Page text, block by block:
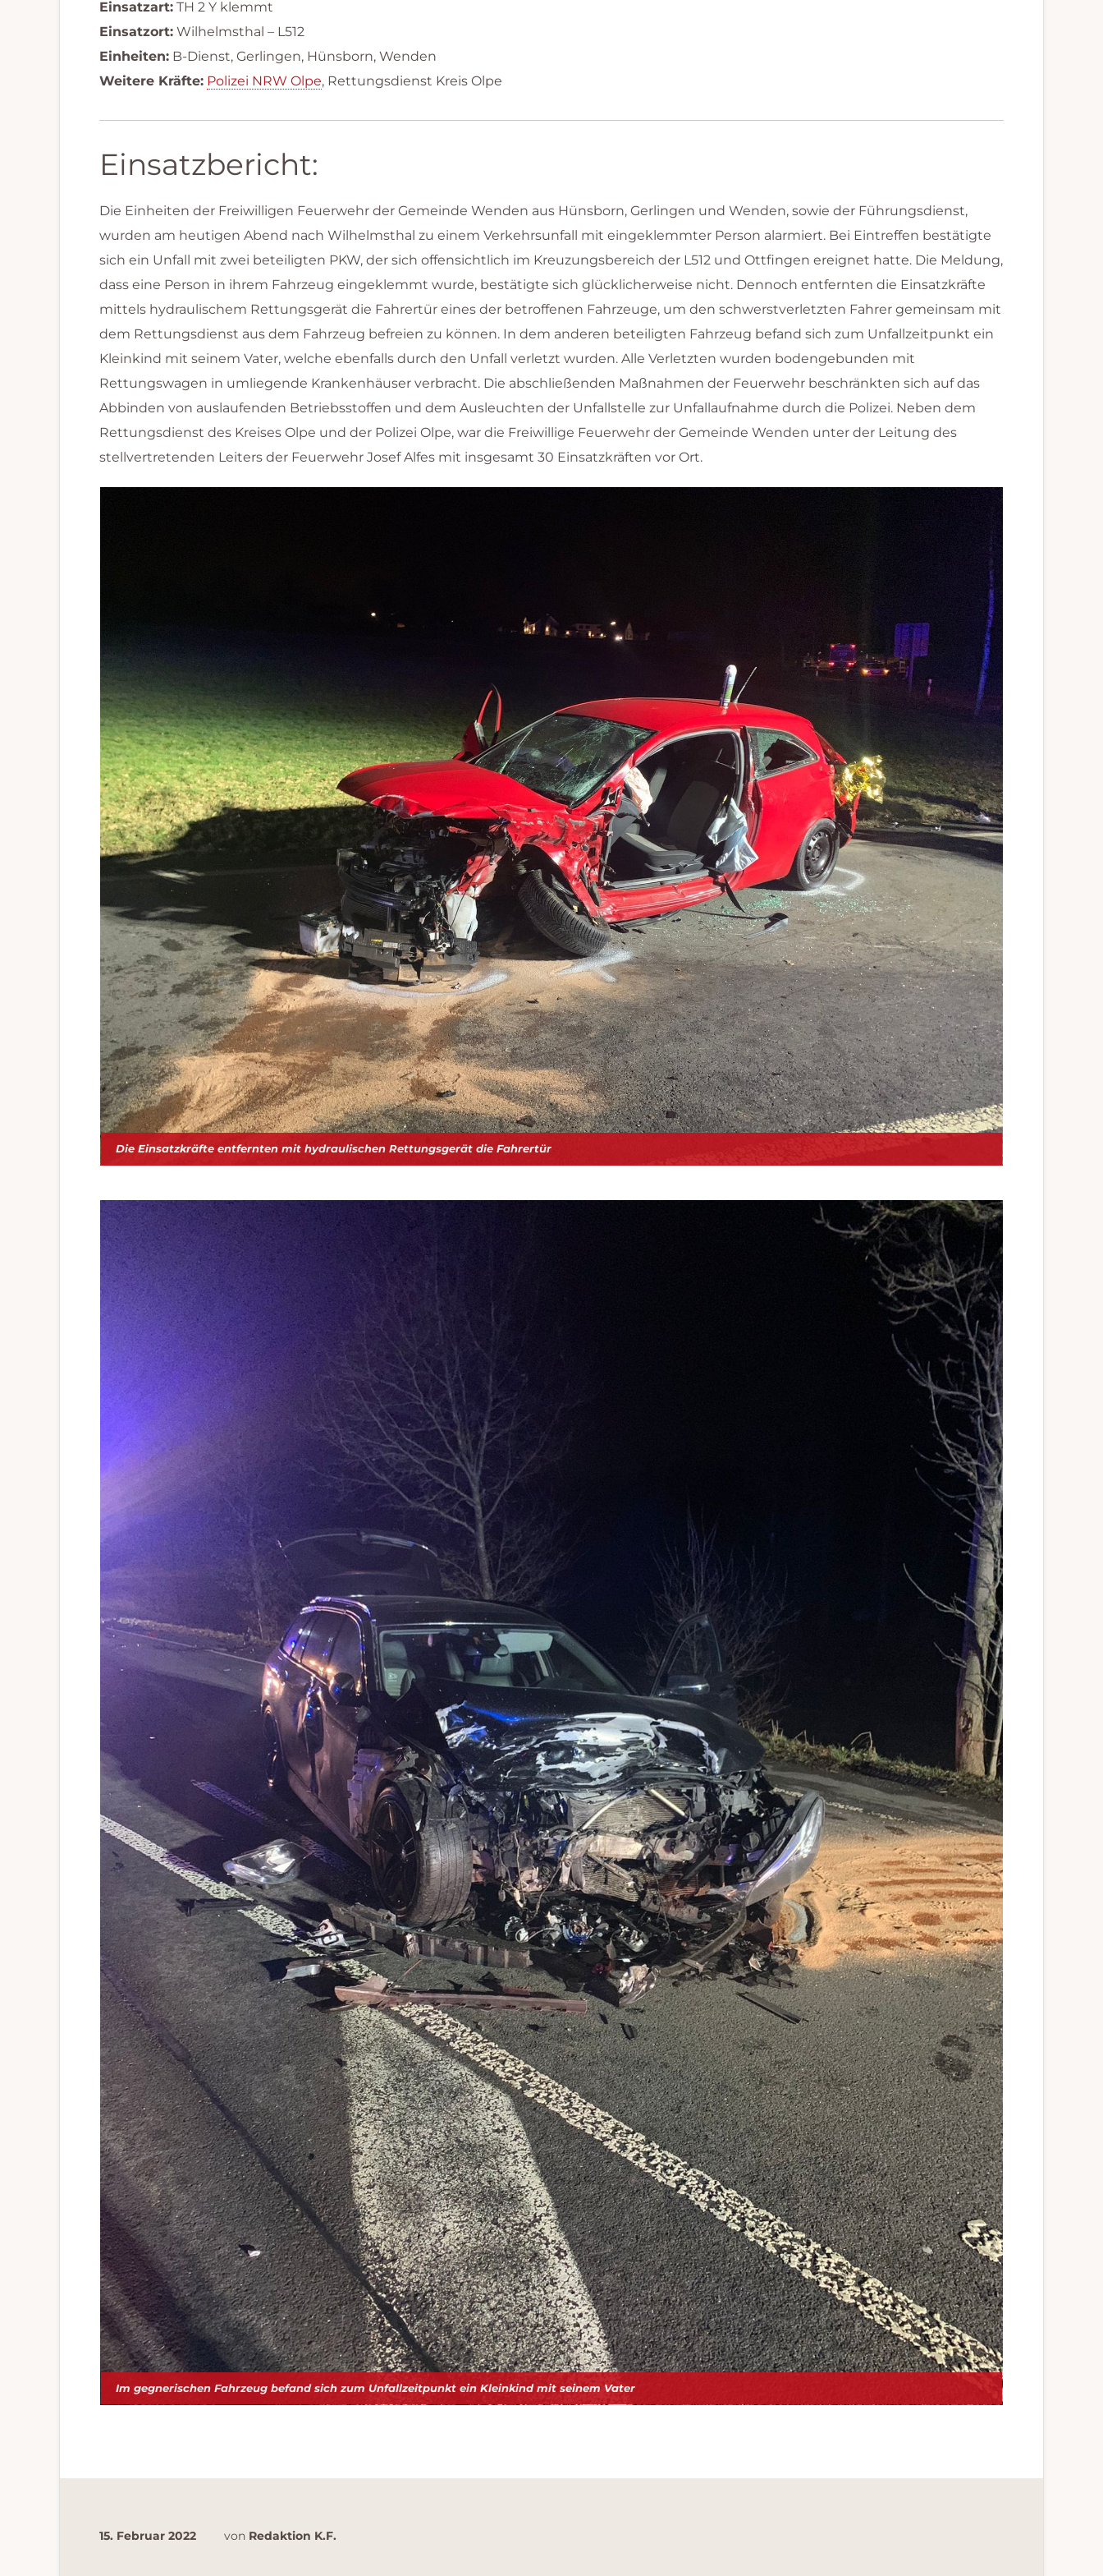
Einsatzart: TH 2 Y klemmt
Einsatzort: Wilhelmsthal – L512
Einheiten: B-Dienst, Gerlingen, Hünsborn, Wenden
Weitere Kräfte: Polizei NRW Olpe, Rettungsdienst Kreis Olpe
Einsatzbericht:
Die Einheiten der Freiwilligen Feuerwehr der Gemeinde Wenden aus Hünsborn, Gerlingen und Wenden, sowie der Führungsdienst,
wurden am heutigen Abend nach Wilhelmsthal zu einem Verkehrsunfall mit eingeklemmter Person alarmiert. Bei Eintreffen bestätigte
sich ein Unfall mit zwei beteiligten PKW, der sich offensichtlich im Kreuzungsbereich der L512 und Ottfingen ereignet hatte. Die Meldung,
dass eine Person in ihrem Fahrzeug eingeklemmt wurde, bestätigte sich glücklicherweise nicht. Dennoch entfernten die Einsatzkräfte
mittels hydraulischem Rettungsgerät die Fahrertür eines der betroffenen Fahrzeuge, um den schwerstverletzten Fahrer gemeinsam mit
dem Rettungsdienst aus dem Fahrzeug befreien zu können. In dem anderen beteiligten Fahrzeug befand sich zum Unfallzeitpunkt ein
Kleinkind mit seinem Vater, welche ebenfalls durch den Unfall verletzt wurden. Alle Verletzten wurden bodengebunden mit
Rettungswagen in umliegende Krankenhäuser verbracht. Die abschließenden Maßnahmen der Feuerwehr beschränkten sich auf das
Abbinden von auslaufenden Betriebsstoffen und dem Ausleuchten der Unfallstelle zur Unfallaufnahme durch die Polizei. Neben dem
Rettungsdienst des Kreises Olpe und der Polizei Olpe, war die Freiwillige Feuerwehr der Gemeinde Wenden unter der Leitung des
stellvertretenden Leiters der Feuerwehr Josef Alfes mit insgesamt 30 Einsatzkräften vor Ort.
Die Einsatzkräfte entfernten mit hydraulischen Rettungsgerät die Fahrertür
Im gegnerischen Fahrzeug befand sich zum Unfallzeitpunkt ein Kleinkind mit seinem Vater
15. Februar 2022 von Redaktion K.F.